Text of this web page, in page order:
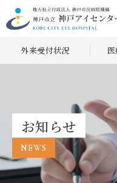
外来受付状況
お知らせ
NEWS